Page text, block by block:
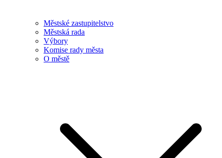
Městské zastupitelstvo
Městská rada
Výbory
Komise rady města
O městě